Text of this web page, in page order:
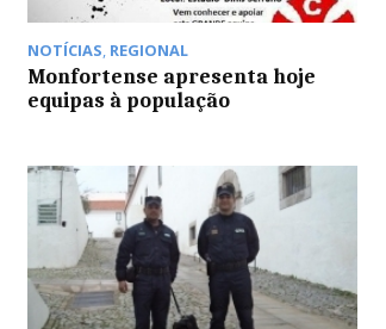
NOTÍCIAS, REGIONAL
Monfortense apresenta hoje
equipas à população